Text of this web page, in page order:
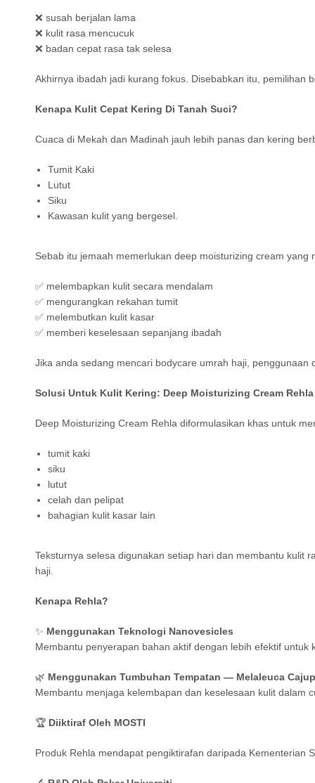
❌ susah berjalan lama
❌ kulit rasa mencucuk
❌ badan cepat rasa tak selesa
Akhirnya ibadah jadi kurang fokus. Disebabkan itu, pemilihan
Kenapa Kulit Cepat Kering Di Tanah Suci?
Cuaca di Mekah dan Madinah jauh lebih panas dan kering
Tumit Kaki
Lutut
Siku
Kawasan kulit yang bergesel.
Sebab itu jemaah memerlukan deep moisturizing cream yang
✅ melembapkan kulit secara mendalam
✅ mengurangkan rekahan tumit
✅ melembutkan kulit kasar
✅ memberi keselesaan sepanjang ibadah
Jika anda sedang mencari bodycare umrah haji,
Solusi Untuk Kulit Kering: Deep Moisturizing Cream Rehla
Deep Moisturizing Cream Rehla diformulasikan khas untuk
tumit kaki
siku
lutut
celah dan pelipat
bahagian kulit kasar lain
Teksturnya selesa digunakan setiap hari dan membantu kulit
haji.
Kenapa Rehla?
✨ Menggunakan Teknologi Nanovesicles
Membantu penyerapan bahan aktif dengan lebih efektif untuk
🌿 Menggunakan Tumbuhan Tempatan — Melaleuca
Membantu menjaga kelembapan dan keselesaan kulit dalam
🏆 Diiktiraf Oleh MOSTI
Produk Rehla mendapat pengiktirafan daripada Kementerian